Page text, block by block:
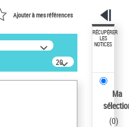
Ajouter à mes références
20
résultats/page
RÉCUPÉRER
LES
NOTICES
Ma
(0)